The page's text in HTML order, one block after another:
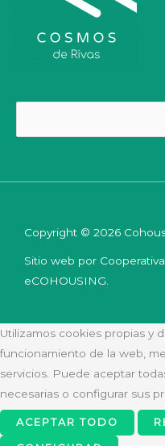
Copyright © 2026
Sitio web por
eCOHOUSING.
Utilizamos cookies propias y
funcionamiento de la web,
servicios. Puede aceptar
necesarias o configurar sus
ACEPTAR TODO